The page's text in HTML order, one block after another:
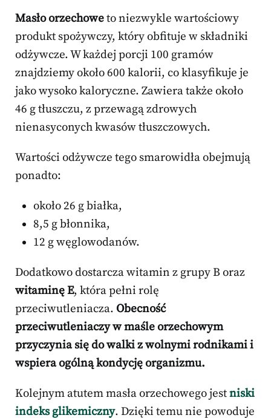
Masło orzechoweto niezwykle wartościowy
produkt spożywczy, który obfituje w składniki
odżywcze. W każdej porcji 100 gramów
znajdziemy około 600 kalorii, co klasyfikuje je
jako wysoko kaloryczne. Zawiera także około
46 g tłuszczu, z przewagą zdrowych
nienasyconych kwasów tłuszczowych.
Wartości odżywcze tego smarowidła obejmują
ponadto:
około 26 g białka,
8,5 g błonnika,
12 g węglowodanów.
Dodatkowo dostarcza witamin z grupy B oraz
witaminę E, która pełni rolę
przeciwutleniacza. Obecność
przeciwutleniaczy w maśle orzechowym
przyczynia się do walki z wolnymi rodnikami i
wspiera ogólną kondycję organizmu.
Kolejnym atutem masła orzechowego jestniski
indeks glikemiczny. Dzięki temu nie powoduje